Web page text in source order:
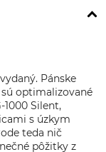
Pánske
optimalizované
Silent,
s úzkym
teda nič
pôžitky z